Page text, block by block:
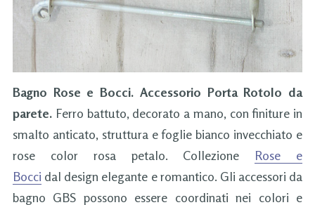
Bagno Rose e Bocci. Accessorio Porta Rotolo da
parete. Ferro battuto, decorato a mano, con finiture in
smalto anticato, struttura e foglie bianco invecchiato e
rose color rosa petalo. Collezione Rose e
Bocci dal design elegante e romantico. Gli accessori da
bagno GBS possono essere coordinati nei colori e